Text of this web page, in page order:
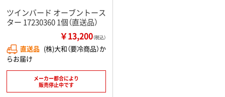
ツインバード オーブントース
ター 17230360 1個（直送品）
￥13,200（税込）
直送品 (株)大和（要冷商品）か
らお届け
メーカー都合により
販売停止中です